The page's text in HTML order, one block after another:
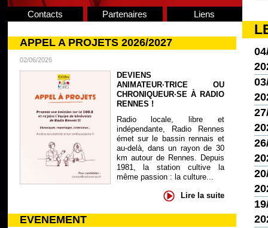
Contacts Partenaires Liens
APPEL A PROJETS 2026/2027
02/06/2026
DEVIENS
ANIMATEUR·TRICE OU
CHRONIQUEUR·SE À RADIO
RENNES !
Radio locale, libre et
indépendante, Radio Rennes
émet sur le bassin rennais et
au-delà, dans un rayon de 30
km autour de Rennes. Depuis
1981, la station cultive la
même passion : la culture...
Lire la suite
EVENEMENT